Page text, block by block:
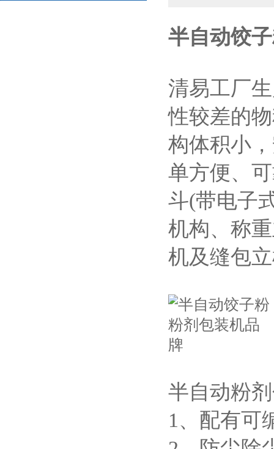
半自动饺
清易工厂
性较差的
构体积小
单方便、
斗(带电子
机构、称
机及缝包
半自动粉
1、配有可